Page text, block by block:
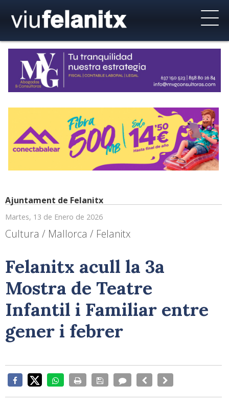
Ajuntament de Felanitx
Martes, 13 de Enero de 2026
Cultura / Mallorca / Felanitx
Felanitx acull la 3a
Mostra de Teatre
Infantil i Familiar entre
gener i febrer